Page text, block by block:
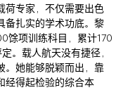
荷专家，不仅需要出色
备扎实的学术功底。黎
馀项训练科目，累计170
。载人航天没有捷径，
。她能够脱颖而出，靠
经得起检验的综合本